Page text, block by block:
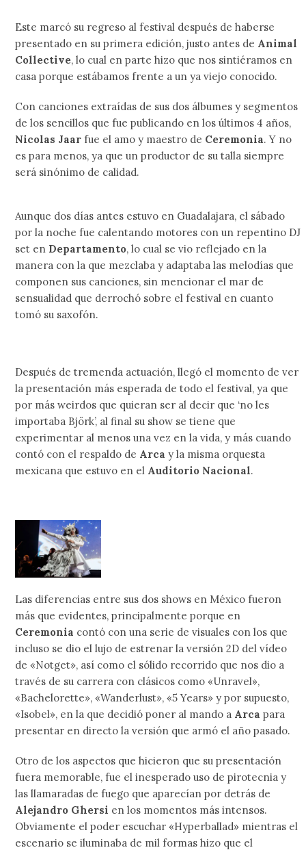
Este marcó su regreso al festival después de haberse
presentado en su primera edición, justo antes de Animal
Collective, lo cual en parte hizo que nos sintiéramos en
casa porque estábamos frente a un ya viejo conocido.
Con canciones extraídas de sus dos álbumes y segmentos
de los sencillos que fue publicando en los últimos 4 años,
Nicolas Jaar fue el amo y maestro de Ceremonia. Y no
es para menos, ya que un productor de su talla siempre
será sinónimo de calidad.
Aunque dos días antes estuvo en Guadalajara, el sábado
por la noche fue calentando motores con un repentino DJ
set en Departamento, lo cual se vio reflejado en la
manera con la que mezclaba y adaptaba las melodías que
componen sus canciones, sin mencionar el mar de
sensualidad que derrochó sobre el festival en cuanto
tomó su saxofón.
Después de tremenda actuación, llegó el momento de ver
la presentación más esperada de todo el festival, ya que
por más weirdos que quieran ser al decir que ‘no les
importaba Björk’, al final su show se tiene que
experimentar al menos una vez en la vida, y más cuando
contó con el respaldo de Arca y la misma orquesta
mexicana que estuvo en el Auditorio Nacional.
Las diferencias entre sus dos shows en México fueron
más que evidentes, principalmente porque en
Ceremonia contó con una serie de visuales con los que
incluso se dio el lujo de estrenar la versión 2D del vídeo
de «Notget», así como el sólido recorrido que nos dio a
través de su carrera con clásicos como «Unravel»,
«Bachelorette», «Wanderlust», «5 Years» y por supuesto,
«Isobel», en la que decidió poner al mando a Arca para
presentar en directo la versión que armó el año pasado.
Otro de los aspectos que hicieron que su presentación
fuera memorable, fue el inesperado uso de pirotecnia y
las llamaradas de fuego que aparecían por detrás de
Alejandro Ghersi en los momentos más intensos.
Obviamente el poder escuchar «Hyperballad» mientras el
escenario se iluminaba de mil formas hizo que el